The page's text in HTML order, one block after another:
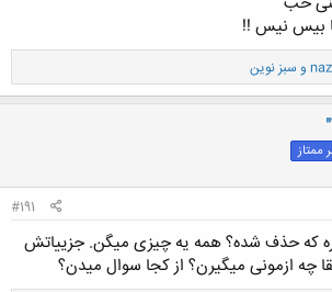
بیس نیس !!
و سبز نوین
ممتاز
#191
که حذف شده؟ همه یه چیزی میگن. جزییاتش
ازمونی میگیرن؟ از کجا سوال میدن؟